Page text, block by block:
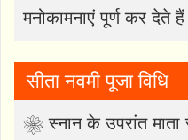
मनोकामनाएं पूर्ण कर देते
सीता नवमी पूजा विधि
❀ स्नान के उपरांत माता